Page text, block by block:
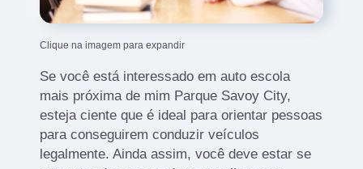
Clique na imagem para expandir
Se você está interessado em auto escola
mais próxima de mim Parque Savoy City,
esteja ciente que é ideal para orientar pessoas
para conseguirem conduzir veículos
legalmente. Ainda assim, você deve estar se